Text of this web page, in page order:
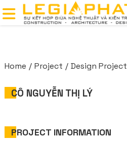
Home Project Design Project
CÔ NGUYỄN THỊ LÝ
PROJECT INFORMATION